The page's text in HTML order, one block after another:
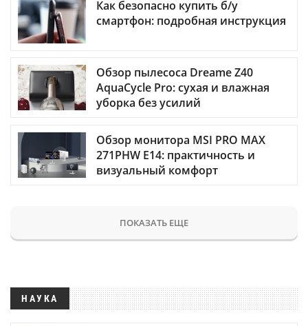
Как безопасно купить б/у
смартфон: подробная инструкция
Обзор пылесоса Dreame Z40
AquaCycle Pro: сухая и влажная
уборка без усилий
Обзор монитора MSI PRO MAX
271PHW E14: практичность и
визуальный комфорт
ПОКАЗАТЬ ЕЩЕ
НАУКА